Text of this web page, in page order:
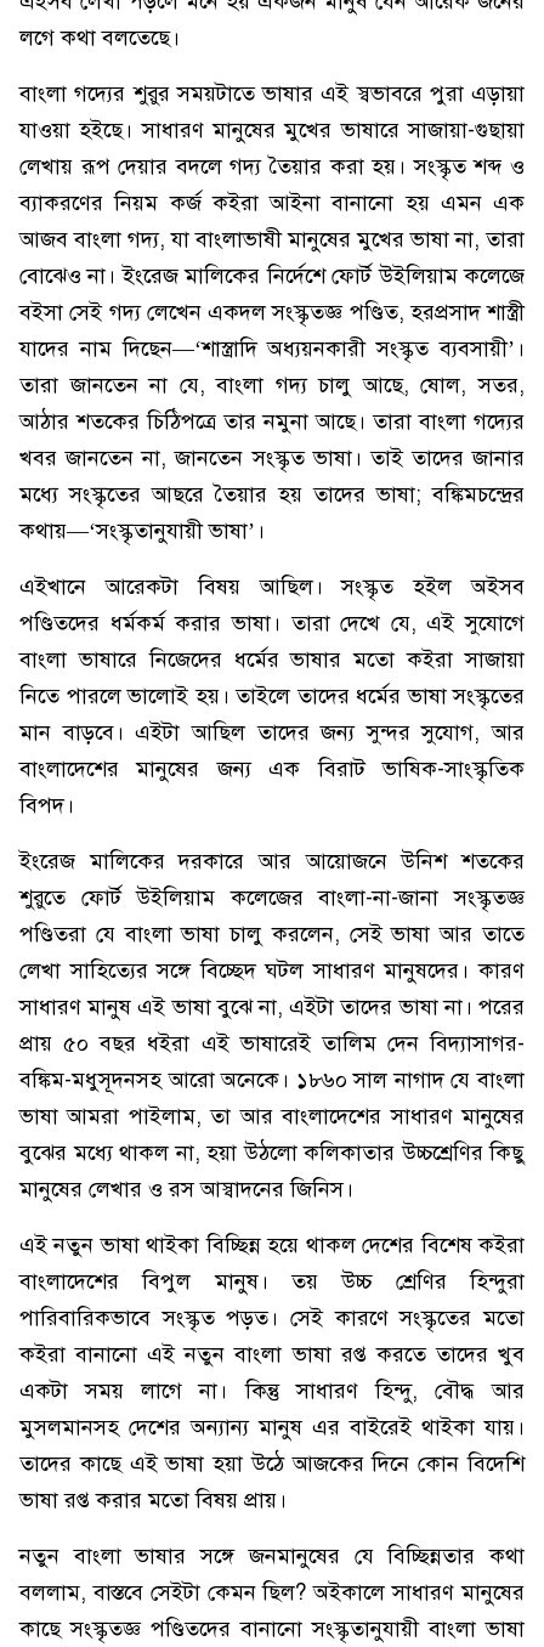
লগে কথা বলতেছে।
বাংলা গদ্যের শুরুর সময়টাতে ভাষার এই স্বভাবরে পুরা এড়ায়া
যাওয়া হইছে। সাধারণ মানুষের মুখের ভাষারে সাজায়া-গুছায়া
লেখায় রূপ দেয়ার বদলে গদ্য তৈয়ার করা হয়। সংস্কৃত শব্দ ও
ব্যাকরণের নিয়ম কর্জ কইরা আইনা বানানো হয় এমন এক
আজব বাংলা গদ্য, যা বাংলাভাষী মানুষের মুখের ভাষা না, তারা
বোঝেও না। ইংরেজ মালিকের নির্দেশে ফোর্ট উইলিয়াম কলেজে
বইসা সেই গদ্য লেখেন একদল সংস্কৃতজ্ঞ পণ্ডিত, হরপ্রসাদ শাস্ত্রী
যাদের নাম দিছেন—‘শাস্ত্রাদি অধ্যয়নকারী সংস্কৃত ব্যবসায়ী’।
তারা জানতেন না যে, বাংলা গদ্য চালু আছে, ষোল, সতর,
আঠার শতকের চিঠিপত্রে তার নমুনা আছে। তারা বাংলা গদ্যের
খবর জানতেন না, জানতেন সংস্কৃত ভাষা। তাই তাদের জানার
মধ্যে সংস্কৃতের আছরে তৈয়ার হয় তাদের ভাষা; বঙ্কিমচন্দ্রের
কথায়—‘সংস্কৃতানুযায়ী ভাষা’।
এইখানে আরেকটা বিষয় আছিল। সংস্কৃত হইল অইসব
পণ্ডিতদের ধর্মকর্ম করার ভাষা। তারা দেখে যে, এই সুযোগে
বাংলা ভাষারে নিজেদের ধর্মের ভাষার মতো কইরা সাজায়া
নিতে পারলে ভালোই হয়। তাইলে তাদের ধর্মের ভাষা সংস্কৃতের
মান বাড়বে। এইটা আছিল তাদের জন্য সুন্দর সুযোগ, আর
বাংলাদেশের মানুষের জন্য এক বিরাট ভাষিক-সাংস্কৃতিক
বিপদ।
ইংরেজ মালিকের দরকারে আর আয়োজনে উনিশ শতকের
শুরুতে ফোর্ট উইলিয়াম কলেজের বাংলা-না-জানা সংস্কৃতজ্ঞ
পণ্ডিতরা যে বাংলা ভাষা চালু করলেন, সেই ভাষা আর তাতে
লেখা সাহিত্যের সঙ্গে বিচ্ছেদ ঘটল সাধারণ মানুষদের। কারণ
সাধারণ মানুষ এই ভাষা বুঝে না, এইটা তাদের ভাষা না। পরের
প্রায় ৫০ বছর ধইরা এই ভাষারেই তালিম দেন বিদ্যাসাগর-
বঙ্কিম-মধুসূদনসহ আরো অনেকে। ১৮৬০ সাল নাগাদ যে বাংলা
ভাষা আমরা পাইলাম, তা আর বাংলাদেশের সাধারণ মানুষের
বুঝের মধ্যে থাকল না, হয়া উঠলো কলিকাতার উচ্চশ্রেণির কিছু
মানুষের লেখার ও রস আস্বাদনের জিনিস।
এই নতুন ভাষা থাইকা বিচ্ছিন্ন হয়ে থাকল দেশের বিশেষ কইরা
বাংলাদেশের বিপুল মানুষ। তয় উচ্চ শ্রেণির হিন্দুরা
পারিবারিকভাবে সংস্কৃত পড়ত। সেই কারণে সংস্কৃতের মতো
কইরা বানানো এই নতুন বাংলা ভাষা রপ্ত করতে তাদের খুব
একটা সময় লাগে না। কিন্তু সাধারণ হিন্দু, বৌদ্ধ আর
মুসলমানসহ দেশের অন্যান্য মানুষ এর বাইরেই থাইকা যায়।
তাদের কাছে এই ভাষা হয়া উঠে আজকের দিনে কোন বিদেশি
ভাষা রপ্ত করার মতো বিষয় প্রায়।
নতুন বাংলা ভাষার সঙ্গে জনমানুষের যে বিচ্ছিন্নতার কথা
বললাম, বাস্তবে সেইটা কেমন ছিল? অইকালে সাধারণ মানুষের
কাছে সংস্কৃতজ্ঞ পণ্ডিতদের বানানো সংস্কৃতানুযায়ী বাংলা ভাষা